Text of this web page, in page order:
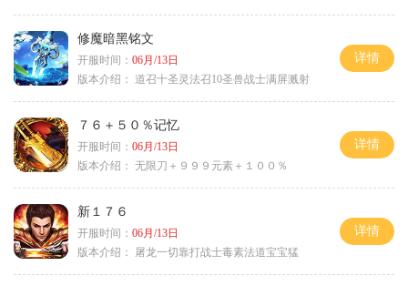
修魔暗黑铭文
开服时间： 06月/13日
版本介绍： 道召十圣灵法召10圣兽战士满屏溅射
详情
７６＋５０％记忆
开服时间： 06月/13日
版本介绍： 无限刀＋９９９元素＋１００％
详情
新１７６
开服时间： 06月/13日
版本介绍：
屠龙一切靠打战士毒素法道宝宝猛
详情